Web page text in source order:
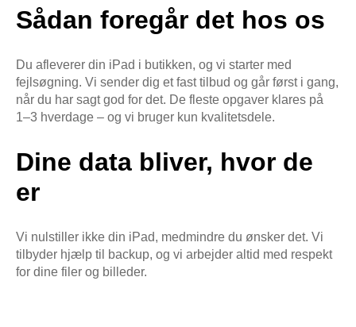
Sådan foregår det hos os
Du afleverer din iPad i butikken, og vi starter med
fejlsøgning. Vi sender dig et fast tilbud og går først i gang,
når du har sagt god for det. De fleste opgaver klares på
1–3 hverdage – og vi bruger kun kvalitetsdele.
Dine data bliver, hvor de
er
Vi nulstiller ikke din iPad, medmindre du ønsker det. Vi
tilbyder hjælp til backup, og vi arbejder altid med respekt
for dine filer og billeder.